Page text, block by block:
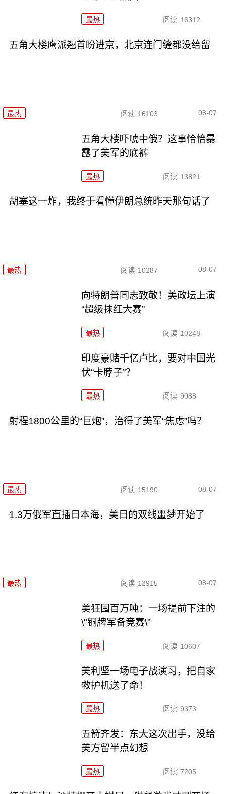
最热 阅读 16312
五角大楼鹰派翘首盼进京，北京连门缝都没给留
最热 阅读 16103 08-07
五角大楼吓唬中俄？这事恰恰暴
露了美军的底裤
最热 阅读 13821
胡塞这一炸，我终于看懂伊朗总统昨天那句话了
最热 阅读 10287 08-07
向特朗普同志致敬！美政坛上演
“超级抹红大赛”
最热 阅读 10248
印度豪赌千亿卢比，要对中国光
伏“卡脖子”？
最热 阅读 9088
射程1800公里的“巨炮”，治得了美军“焦虑”吗？
最热 阅读 15190 08-07
1.3万俄军直插日本海，美日的双线噩梦开始了
最热 阅读 12915 08-07
美狂囤百万吨：一场提前下注的
\"铜牌军备竞赛\"
最热 阅读 10607
美利坚一场电子战演习，把自家
救护机送了命！
最热 阅读 9373
五箭齐发：东大这次出手，没给
美方留半点幻想
最热 阅读 7205